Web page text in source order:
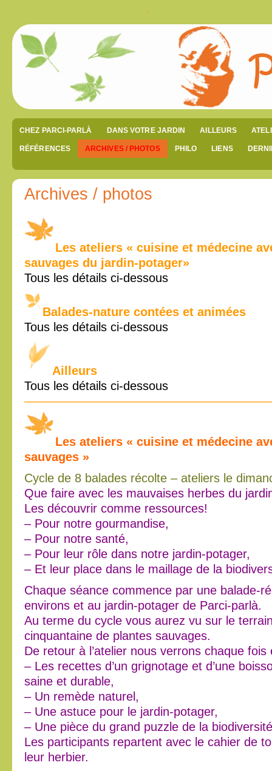
CHEZ PARCI-PARLÀ DANS VOTRE JARDIN AILLEURS
RÉFÉRENCES ARCHIVES / PHOTOS PHILO LIENS
Archives / photos
Les ateliers « cuisine et médecine
sauvages du jardin-potager»
Tous les détails ci-dessous
Balades-nature contées et animées
Tous les détails ci-dessous
Ailleurs
Tous les détails ci-dessous
Les ateliers « cuisine et médecine
sauvages »
Cycle de 8 balades récolte – ateliers le
Que faire avec les mauvaises herbes du
Les découvrir comme ressources!
– Pour notre gourmandise,
– Pour notre santé,
– Pour leur rôle dans notre jardin-potager,
– Et leur place dans le maillage de la
Chaque séance commence par une balade-
environs et au jardin-potager de Parci-parlà.
Au terme du cycle vous aurez vu sur le
cinquantaine de plantes sauvages.
De retour à l’atelier nous verrons chaque fois
– Les recettes d’un grignotage et d’une
saine et durable,
– Un remède naturel,
– Une astuce pour le jardin-potager,
– Une pièce du grand puzzle de la
Les participants repartent avec le cahier de
leur herbier.